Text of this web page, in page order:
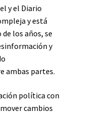
y el Diario
y está
los años, se
y
ambas partes.
política con
cambios